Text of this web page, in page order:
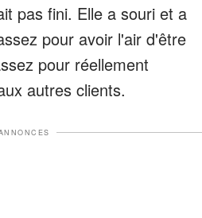
pas fini. Elle a souri et a
pour avoir l'air d'être
pour réellement
autres clients.